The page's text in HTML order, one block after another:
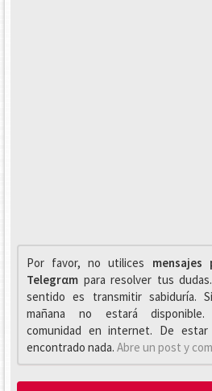
Por favor, no utilices mensajes
Telegrαm para resolver tus
sentido es transmitir sabiduría.
mañana no estará
comunidad en internet. De
encontrado nada. Abre un post y